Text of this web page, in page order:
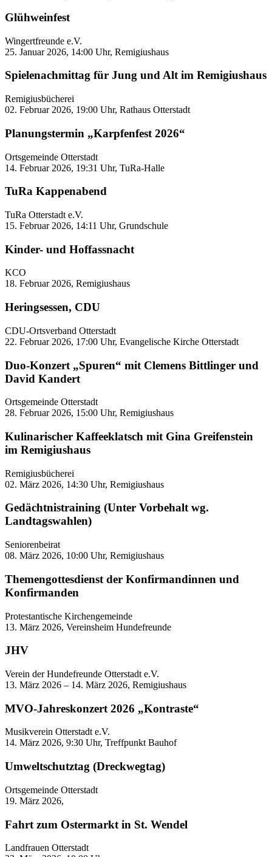
Glühweinfest
Wingertfreunde e.V.
25. Januar 2026, 14:00 Uhr, Remigiushaus
Spielenachmittag für Jung und Alt im Remigiushaus
Remigiusbücherei
02. Februar 2026, 19:00 Uhr, Rathaus Otterstadt
Planungstermin „Karpfenfest 2026“
Ortsgemeinde Otterstadt
14. Februar 2026, 19:31 Uhr, TuRa-Halle
TuRa Kappenabend
TuRa Otterstadt e.V.
15. Februar 2026, 14:11 Uhr, Grundschule
Kinder- und Hoffassnacht
KCO
18. Februar 2026, Remigiushaus
Heringsessen, CDU
CDU-Ortsverband Otterstadt
22. Februar 2026, 17:00 Uhr, Evangelische Kirche Otterstadt
Duo-Konzert „Spuren“ mit Clemens Bittlinger und
David Kandert
Ortsgemeinde Otterstadt
28. Februar 2026, 15:00 Uhr, Remigiushaus
Kulinarischer Kaffeeklatsch mit Gina Greifenstein
im Remigiushaus
Remigiusbücherei
02. März 2026, 14:30 Uhr, Remigiushaus
Gedächtnistraining (Unter Vorbehalt wg.
Landtagswahlen)
Seniorenbeirat
08. März 2026, 10:00 Uhr, Remigiushaus
Themengottesdienst der Konfirmandinnen und
Konfirmanden
Protestantische Kirchengemeinde
13. März 2026, Vereinsheim Hundefreunde
JHV
Verein der Hundefreunde Otterstadt e.V.
13. März 2026 – 14. März 2026, Remigiushaus
MVO-Jahreskonzert 2026 „Kontraste“
Musikverein Otterstadt e.V.
14. März 2026, 9:30 Uhr, Treffpunkt Bauhof
Umweltschutztag (Dreckwegtag)
Ortsgemeinde Otterstadt
19. März 2026,
Fahrt zum Ostermarkt in St. Wendel
Landfrauen Otterstadt